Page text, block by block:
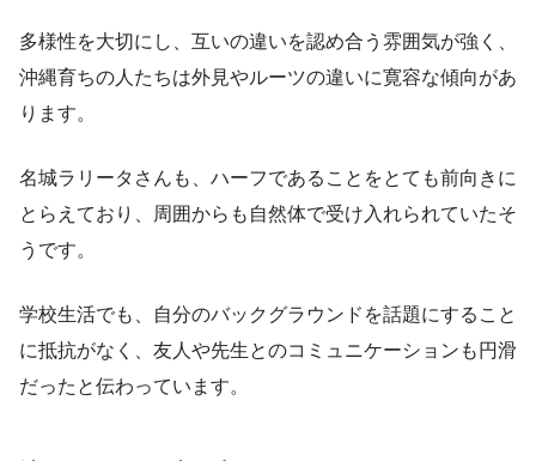
多様性を大切にし、互いの違いを認め合う雰囲気が強く、
沖縄育ちの人たちは外見やルーツの違いに寛容な傾向があ
ります。
名城ラリータさんも、ハーフであることをとても前向きに
とらえており、周囲からも自然体で受け入れられていたそ
うです。
学校生活でも、自分のバックグラウンドを話題にすること
に抵抗がなく、友人や先生とのコミュニケーションも円滑
だったと伝わっています。